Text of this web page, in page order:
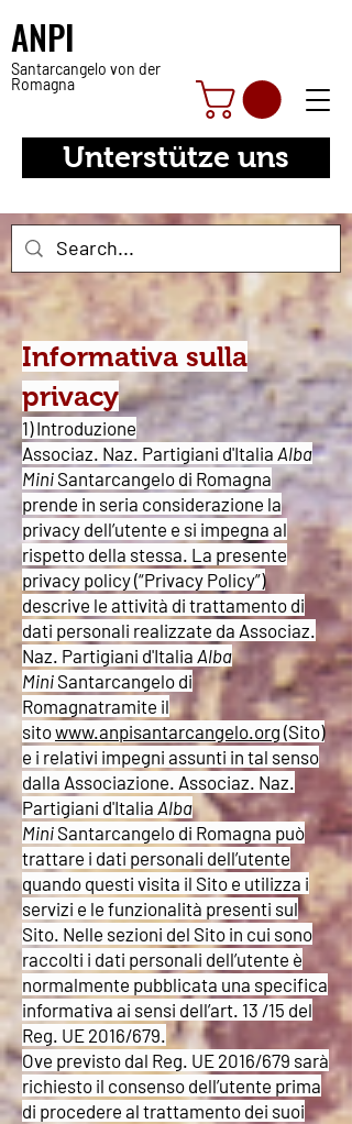
ANPI
Santarcangelo von der
Romagna
Unterstütze uns
Informativa sulla
privacy
1) Introduzione
Associaz. Naz. Partigiani d'Italia Alba
Mini Santarcangelo di Romagna
prende in seria considerazione la
privacy dell’utente e si impegna al
rispetto della stessa. La presente
privacy policy (“Privacy Policy”)
descrive le attività di trattamento di
dati personali realizzate da Associaz.
Naz. Partigiani d'Italia Alba
Mini Santarcangelo di
Romagnatramite il
sitowww.anpisantarcangelo.org (Sito)
e i relativi impegni assunti in tal senso
dalla Associazione. Associaz. Naz.
Partigiani d'Italia Alba
Mini Santarcangelo di Romagna può
trattare i dati personali dell’utente
quando questi visita il Sito e utilizza i
servizi e le funzionalità presenti sul
Sito. Nelle sezioni del Sito in cui sono
raccolti i dati personali dell’utente è
normalmente pubblicata una specifica
informativa ai sensi dell’art. 13 /15 del
Reg. UE 2016/679.
Ove previsto dal Reg. UE 2016/679 sarà
richiesto il consenso dell’utente prima
di procedere al trattamento dei suoi